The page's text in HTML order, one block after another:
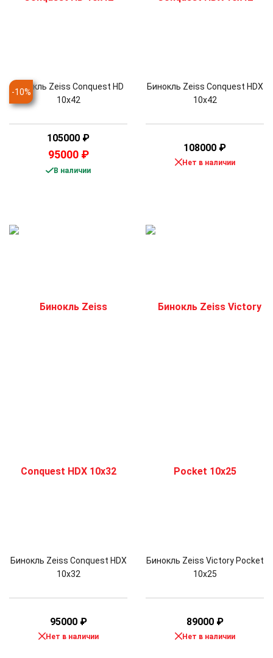
-10%
Бинокль Zeiss Conquest HD
10x42
105000 ₽
95000 ₽
В наличии
Бинокль Zeiss Conquest HDX
10x42
108000 ₽
Нет в наличии
Бинокль Zeiss Conquest HDX
10x32
95000 ₽
Нет в наличии
Бинокль Zeiss Victory Pocket
10x25
89000 ₽
Нет в наличии